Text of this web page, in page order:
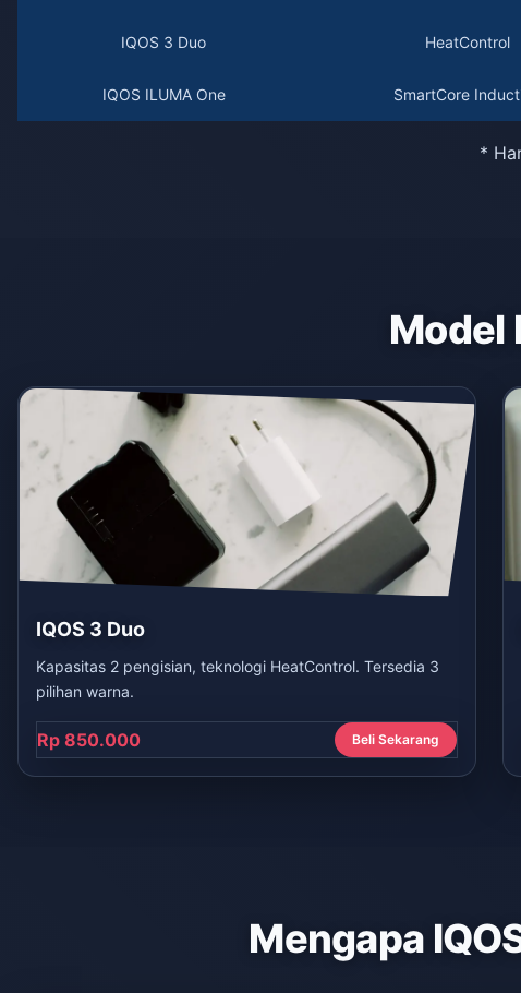
IQOS 3 Duo HeatControl
IQOS ILUMA One SmartCore
*
Model
IQOS 3 Duo
Kapasitas 2 pengisian, teknologi HeatControl. Tersedia 3
pilihan warna.
Rp 850.000 Beli Sekarang
Mengapa